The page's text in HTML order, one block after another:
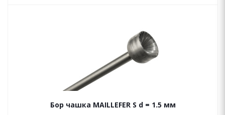
Бор чашка MAILLEFER S d = 1.5 мм